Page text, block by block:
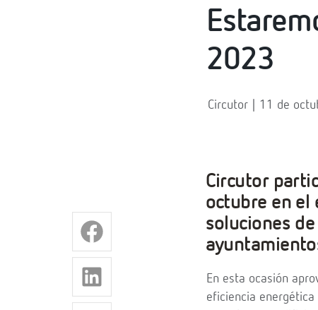
2023
Circutor | 11 de
Circutor
octubre en el
soluciones
En esta ocasión
eficiencia